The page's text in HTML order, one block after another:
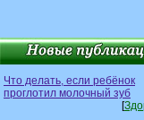
Что делать, если ребёнок
проглотил молочный зуб
[